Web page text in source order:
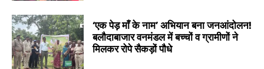
‘एक पेड़ माँ के नाम’ अभियान बना जनआंदोलन!
बलौदाबाजार वनमंडल में बच्चों व ग्रामीणों ने
मिलकर रोपे सैकड़ों पौधे